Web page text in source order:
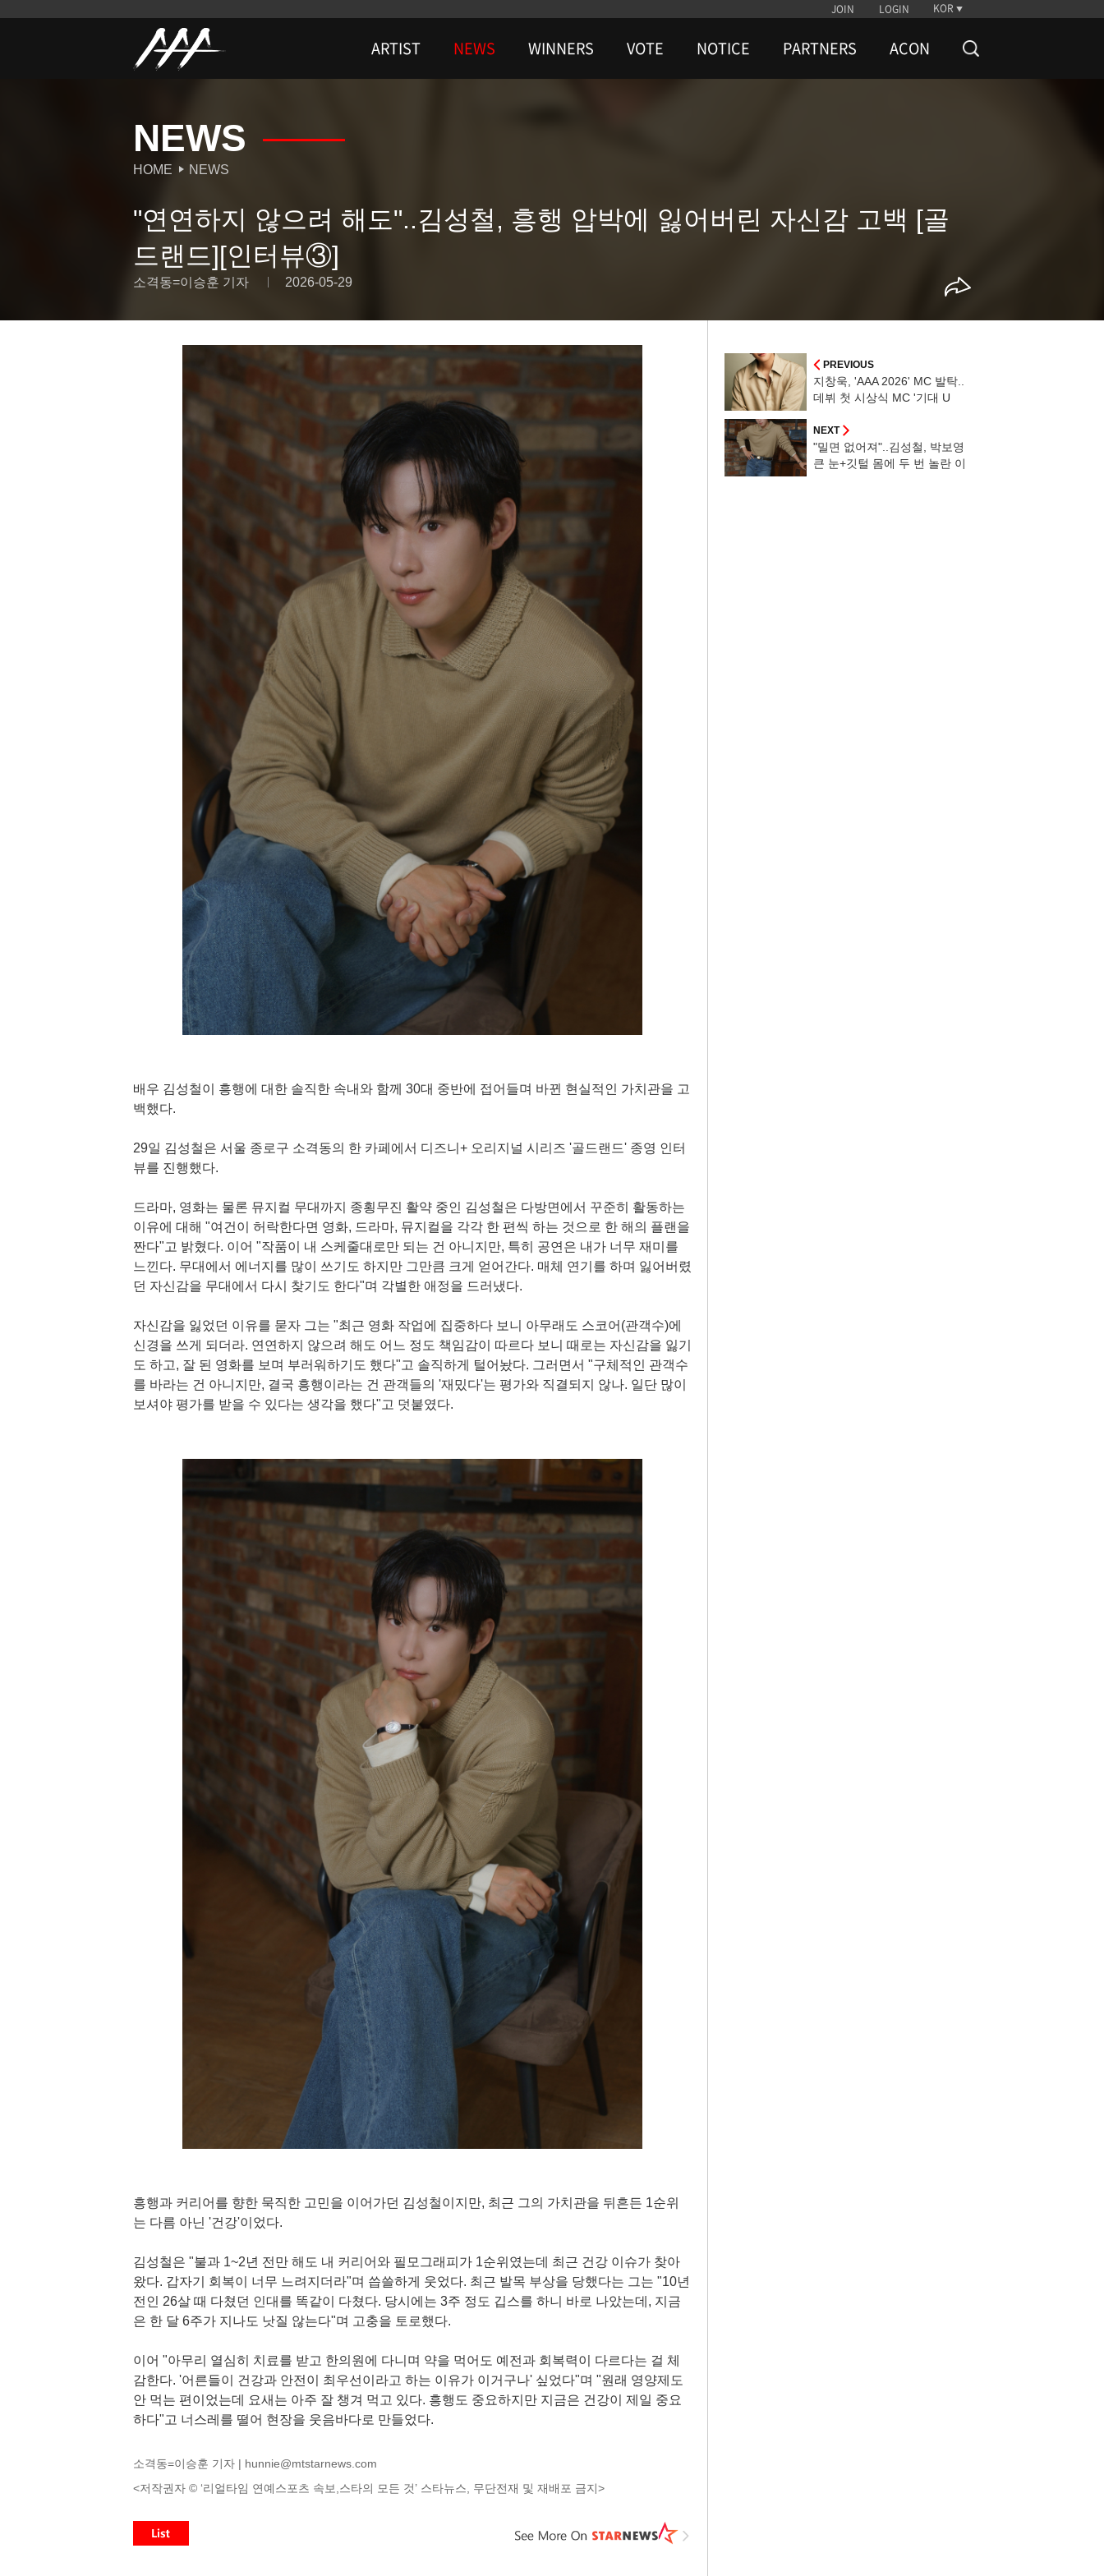
JOIN LOGIN KOR
ARTIST NEWS WINNERS VOTE NOTICE PARTNERS ACON
NEWS
HOME NEWS
"연연하지 않으려 해도"..김성철, 흥행 압박에 잃어버린 자신감 고백 [골
드랜드][인터뷰③]
소격동=이승훈 기자 2026-05-29
배우 김성철이 흥행에 대한 솔직한 속내와 함께 30대 중반에 접어들며 바뀐 현실적인 가치관을 고
백했다.
29일 김성철은 서울 종로구 소격동의 한 카페에서 디즈니+ 오리지널 시리즈 '골드랜드' 종영 인터
뷰를 진행했다.
드라마, 영화는 물론 뮤지컬 무대까지 종횡무진 활약 중인 김성철은 다방면에서 꾸준히 활동하는
이유에 대해 "여건이 허락한다면 영화, 드라마, 뮤지컬을 각각 한 편씩 하는 것으로 한 해의 플랜을
짠다"고 밝혔다. 이어 "작품이 내 스케줄대로만 되는 건 아니지만, 특히 공연은 내가 너무 재미를
느낀다. 무대에서 에너지를 많이 쓰기도 하지만 그만큼 크게 얻어간다. 매체 연기를 하며 잃어버렸
던 자신감을 무대에서 다시 찾기도 한다"며 각별한 애정을 드러냈다.
자신감을 잃었던 이유를 묻자 그는 "최근 영화 작업에 집중하다 보니 아무래도 스코어(관객수)에
신경을 쓰게 되더라. 연연하지 않으려 해도 어느 정도 책임감이 따르다 보니 때로는 자신감을 잃기
도 하고, 잘 된 영화를 보며 부러워하기도 했다"고 솔직하게 털어놨다. 그러면서 "구체적인 관객수
를 바라는 건 아니지만, 결국 흥행이라는 건 관객들의 '재밌다'는 평가와 직결되지 않나. 일단 많이
보셔야 평가를 받을 수 있다는 생각을 했다"고 덧붙였다.
흥행과 커리어를 향한 묵직한 고민을 이어가던 김성철이지만, 최근 그의 가치관을 뒤흔든 1순위
는 다름 아닌 '건강'이었다.
김성철은 "불과 1~2년 전만 해도 내 커리어와 필모그래피가 1순위였는데 최근 건강 이슈가 찾아
왔다. 갑자기 회복이 너무 느려지더라"며 씁쓸하게 웃었다. 최근 발목 부상을 당했다는 그는 "10년
전인 26살 때 다쳤던 인대를 똑같이 다쳤다. 당시에는 3주 정도 깁스를 하니 바로 나았는데, 지금
은 한 달 6주가 지나도 낫질 않는다"며 고충을 토로했다.
이어 "아무리 열심히 치료를 받고 한의원에 다니며 약을 먹어도 예전과 회복력이 다르다는 걸 체
감한다. '어른들이 건강과 안전이 최우선이라고 하는 이유가 이거구나' 싶었다"며 "원래 영양제도
안 먹는 편이었는데 요새는 아주 잘 챙겨 먹고 있다. 흥행도 중요하지만 지금은 건강이 제일 중요
하다"고 너스레를 떨어 현장을 웃음바다로 만들었다.
소격동=이승훈 기자 | hunnie@mtstarnews.com
<저작권자 © ‘리얼타임 연예스포츠 속보,스타의 모든 것’ 스타뉴스, 무단전재 및 재배포 금지>
PREVIOUS
지창욱, 'AAA 2026' MC 발탁..
데뷔 첫 시상식 MC '기대 U
NEXT
"밀면 없어져"..김성철, 박보영
큰 눈+깃털 몸에 두 번 놀란 이